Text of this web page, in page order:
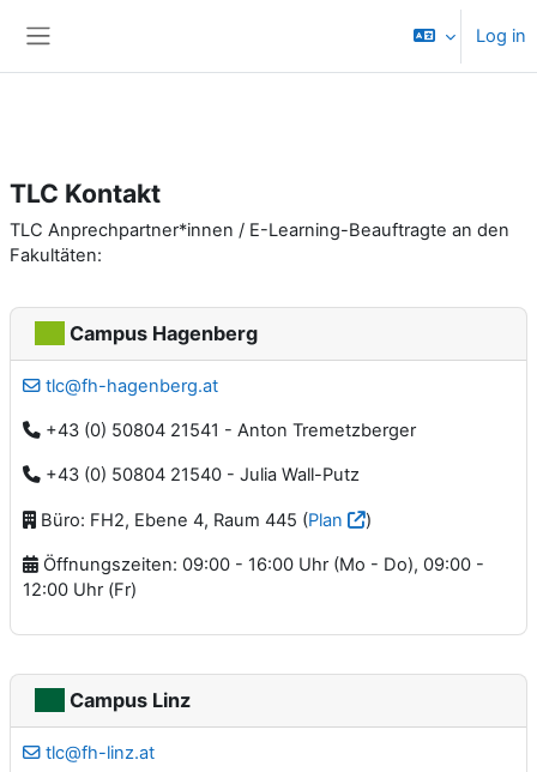
Log in
TLC Kontakt
TLC Anprechpartner*innen / E-Learning-Beauftragte an den
Fakultäten:
Campus Hagenberg
tlc@fh-hagenberg.at
+43 (0) 50804 21541 - Anton Tremetzberger
+43 (0) 50804 21540 - Julia Wall-Putz
Büro: FH2, Ebene 4, Raum 445 (Plan )
Öffnungszeiten: 09:00 - 16:00 Uhr (Mo - Do), 09:00 -
12:00 Uhr (Fr)
Campus Linz
tlc@fh-linz.at